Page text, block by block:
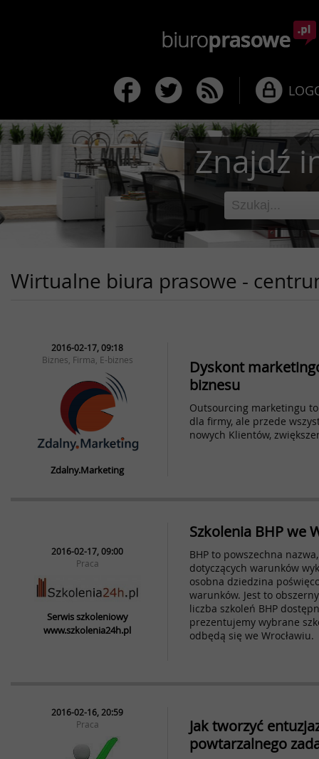
Znajdź
Wirtualne biura prasowe -
2016-02-17, 09:18
Biznes, Firma, E-biznes
Zdalny.Marketing
Dyskont
biznesu
Outsourcing marketingu
dla firmy, ale przede
nowych Klientów,
2016-02-17, 09:00
Praca
Serwis szkoleniowy
www.szkolenia24h.pl
Szkolenia BHP we
BHP to powszechna
dotyczących warunków
osobna dziedzina
warunków. Jest to
liczba szkoleń BHP
prezentujemy wybrane
odbędą się we Wrocławiu.
2016-02-16, 20:59
Praca
Jak tworzyć
powtarzalnego